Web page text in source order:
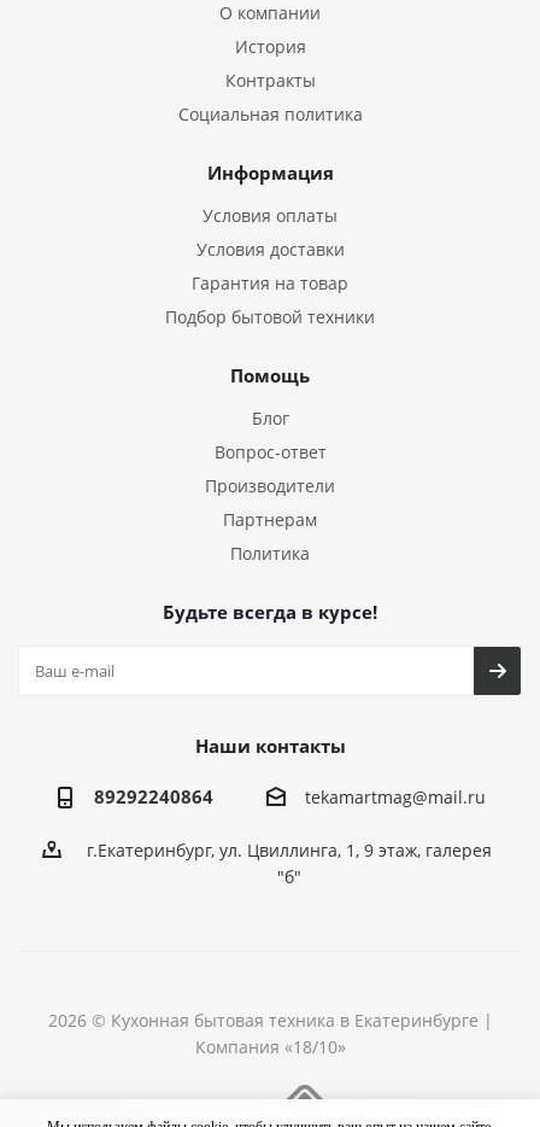
О компании
История
Контракты
Социальная политика
Информация
Условия оплаты
Условия доставки
Гарантия на товар
Подбор бытовой техники
Помощь
Блог
Вопрос-ответ
Производители
Партнерам
Политика
Будьте всегда в курсе!
Наши контакты
89292240864 tekamartmag@mail.ru
г.Екатеринбург, ул. Цвиллинга, 1, 9 этаж, галерея
"б"
2026 © Кухонная бытовая техника в Екатеринбурге |
Компания «18/10»